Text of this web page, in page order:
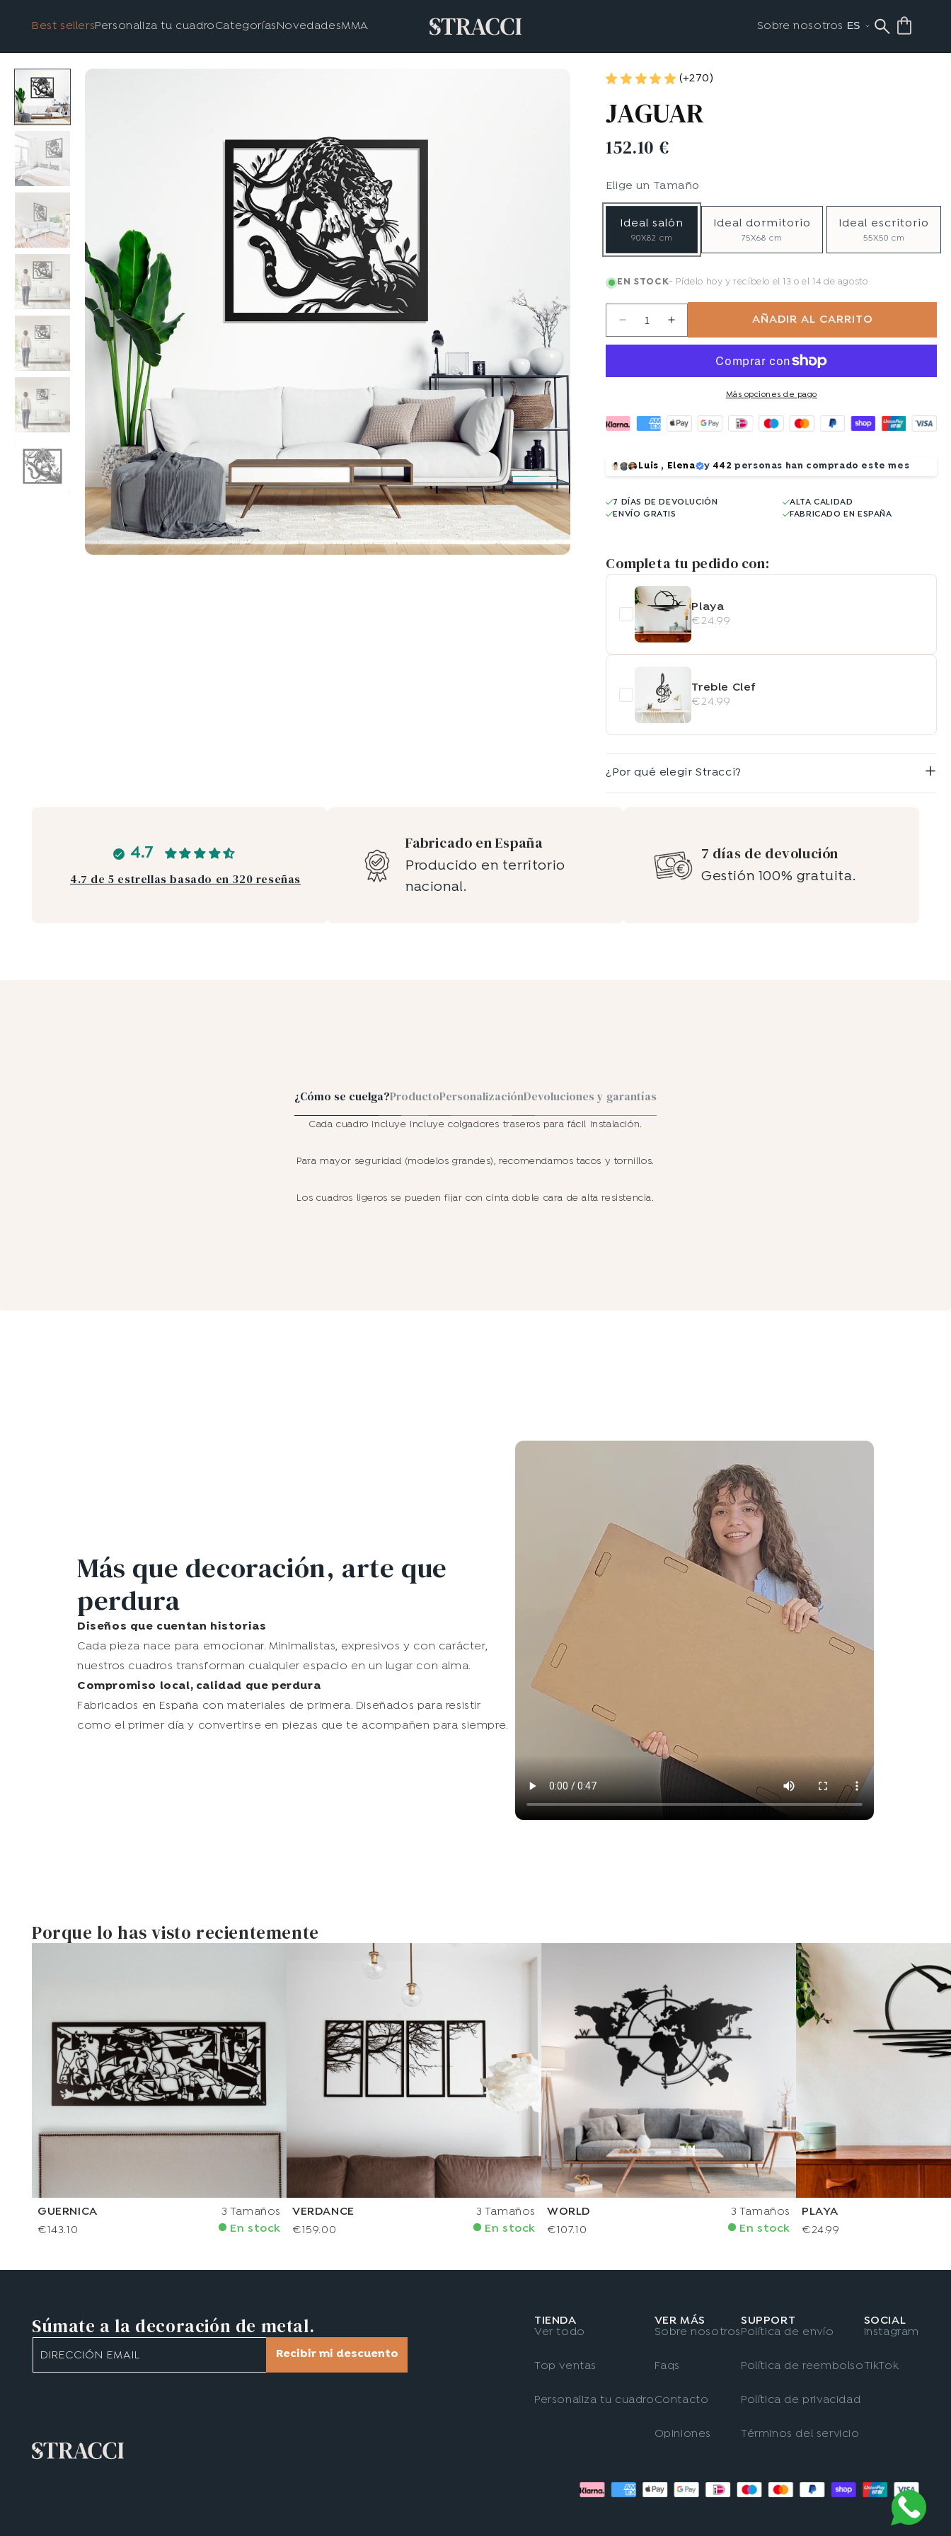
Best sellersPersonaliza tu cuadroCategoríasNovedadesMMA Sobre nosotros
(+270)
JAGUAR
152.10 €
Elige un Tamaño
Ideal escritorio
55X50 cm
Ideal dormitorio
75X68 cm
Ideal salón
90X82 cm
EN STOCK Pídelo hoy y recíbelo el 13 o el 14 de agosto
Reducir
cantidad
Aumentar
cantidad
AÑADIR AL CARRITO
Más opciones de pago
Luis , Elena y 442 personas han comprado este mes
7 DÍAS DE DEVOLUCIÓN
ALTA CALIDAD
ENVÍO GRATIS
FABRICADO EN ESPAÑA
Completa tu pedido con:
Playa
€24.99
Treble Clef
€24.99
¿Por qué elegir Stracci?
4.7
4.7 de 5 estrellas basado en 320 reseñas
Fabricado en España
Producido en territorio
nacional.
7 días de devolución
Gestión 100% gratuita.
¿Cómo se cuelga?ProductoPersonalizaciónDevoluciones y garantías
Cada cuadro incluye Incluye colgadores traseros para fácil instalación.
Para mayor seguridad (modelos grandes), recomendamos tacos y tornillos.
Los cuadros ligeros se pueden fijar con cinta doble cara de alta resistencia.
Más que decoración, arte que
perdura
Diseños que cuentan historias
Cada pieza nace para emocionar. Minimalistas, expresivos y con carácter,
nuestros cuadros transforman cualquier espacio en un lugar con alma.
Compromiso local, calidad que perdura
Fabricados en España con materiales de primera. Diseñados para resistir
como el primer día y convertirse en piezas que te acompañen para siempre.
Porque lo has visto recientemente
GUERNICA
€143.10
3 Tamaños
En stock
VERDANCE
€159.00
3 Tamaños
En stock
WORLD
€107.10
3 Tamaños
En stock
PLAYA
€24.99
Súmate a la decoración de metal.
DIRECCIÓN EMAIL Recibir mi descuento
TIENDA
Ver todo
Top ventas
Personaliza tu cuadro
VER MÁS
Sobre nosotros
Faqs
Contacto
Opiniones
SUPPORT
Política de envío
Política de reembolso
Política de privacidad
Términos del servicio
SOCIAL
Instagram
TikTok